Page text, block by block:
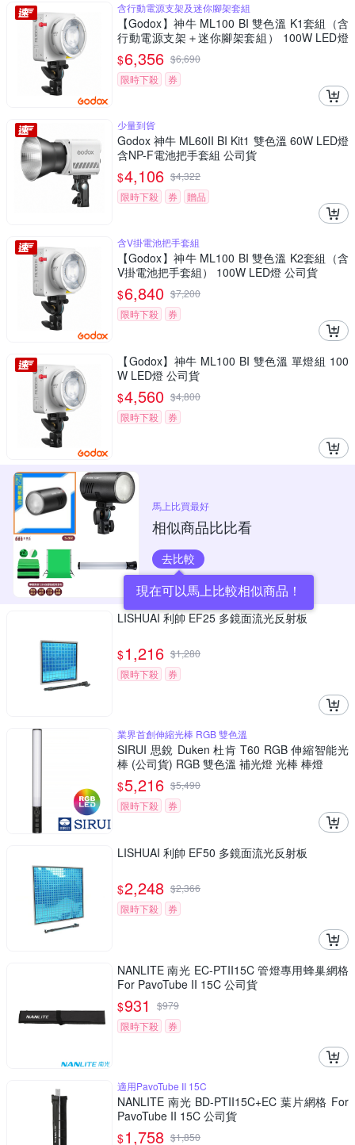
含行動電源支架及迷你腳架套組
【Godox】神牛 ML100 BI 雙色溫 K1套組（含
行動電源支架＋迷你腳架套組） 100W LED燈
公司貨
$6,356 $6,690
限時下殺
券
少量到貨
Godox 神牛 ML60II BI Kit1 雙色溫 60W LED燈
含NP-F電池把手套組 公司貨
$4,106 $4,322
限時下殺
券 贈品
含V掛電池把手套組
【Godox】神牛 ML100 BI 雙色溫 K2套組（含
V掛電池把手套組） 100W LED燈 公司貨
$6,840 $7,200
限時下殺
券
【Godox】神牛 ML100 BI 雙色溫 單燈組 100
W LED燈 公司貨
$4,560 $4,800
限時下殺
券
馬上比買最好
相似商品比比看
去比較
現在可以馬上比較相似商品！
LISHUAI 利帥 EF25 多鏡面流光反射板
$1,216 $1,280
限時下殺
券
業界首創伸縮光棒 RGB 雙色溫
SIRUI 思銳 Duken 杜肯 T60 RGB 伸縮智能光
棒 (公司貨) RGB 雙色溫 補光燈 光棒 棒燈
$5,216 $5,490
限時下殺
券
LISHUAI 利帥 EF50 多鏡面流光反射板
$2,248 $2,366
限時下殺
券
NANLITE 南光 EC-PTII15C 管燈專用蜂巢網格
For PavoTube II 15C 公司貨
$931 $979
限時下殺
券
適用PavoTube II 15C
NANLITE 南光 BD-PTII15C+EC 葉片網格 For
PavoTube II 15C 公司貨
$1,758 $1,850